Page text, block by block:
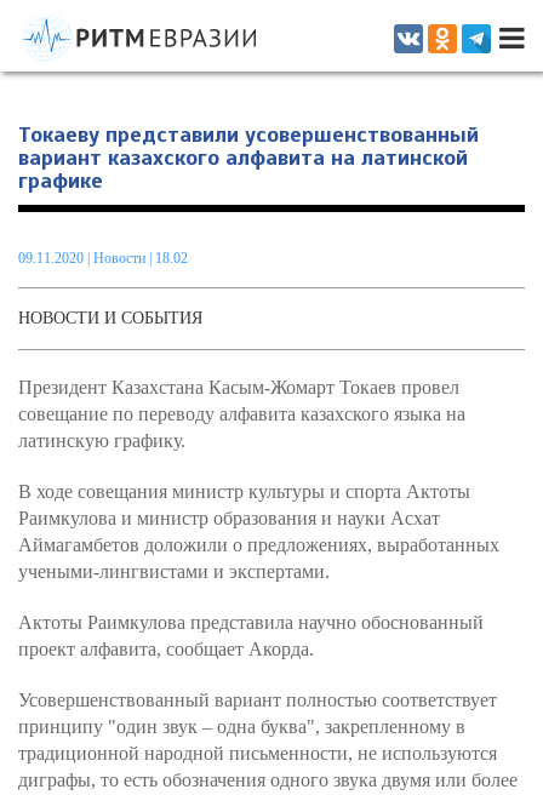
Информационно-аналитическое издание, посвященное актуальным
проблемам интеграции на постсоветском пространстве
Токаеву представили усовершенствованный
вариант казахского алфавита на латинской
графике
09.11.2020 Новости | 18.02
НОВОСТИ И СОБЫТИЯ
Президент Казахстана Касым-Жомарт Токаев провел
совещание по переводу алфавита казахского языка на
латинскую графику.
В ходе совещания министр культуры и спорта Актоты
Раимкулова и министр образования и науки Асхат
Аймагамбетов доложили о предложениях, выработанных
учеными-лингвистами и экспертами.
Актоты Раимкулова представила научно обоснованный
проект алфавита, сообщает Акорда.
Усовершенствованный вариант полностью соответствует
принципу "один звук – одна буква", закрепленному в
традиционной народной письменности, не используются
диграфы, то есть обозначения одного звука двумя или более